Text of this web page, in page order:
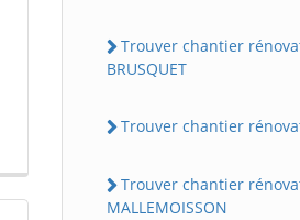
Trouver chantier
BRUSQUET
Trouver chantier
Trouver chantier
MALLEMOISSON